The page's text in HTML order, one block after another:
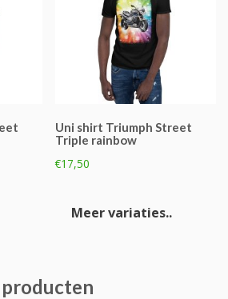
Deze
Uni shirt Triumph Street
Triple rainbow
€17,50
Meer variaties..